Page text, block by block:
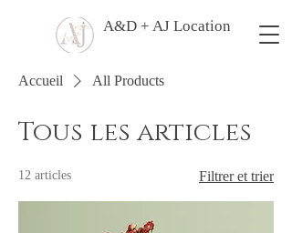
A&D + AJ Location
Accueil All Products
Tous les articles
12 articles Filtrer et trier